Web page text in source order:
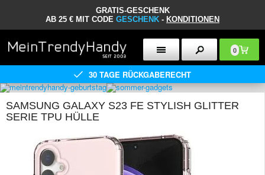
GRATIS-GESCHENK
AB 25 € MIT CODE GESCHENK - KONDITIONEN
0
30 TAGE RÜCKGABERECHT
SAMSUNG GALAXY S23 FE STYLISH GLITTER
SERIE TPU HÜLLE